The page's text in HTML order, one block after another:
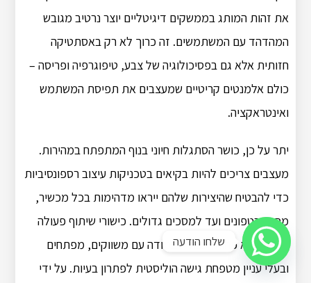
את זהות המותג בממשקים דיגיטליים יוצר נרטיב מגובש
המהדהד עם המשתמשים. זה כרוך לא רק באסתטיקה
חזותית אלא גם בפסיכולוגיה של צבע, טיפוגרפיה ופריסה –
כולם אלמנטים קריטיים שמעצבים את תפיסת המשתמש
ואינטראקציה.
יתר על כן, כושר הסתגלות חיוני בנוף המתפתח במהירות.
מעצבים צריכים להיות בקיאים בטכניקות עיצוב רספונסיביות
כדי להבטיח שהיצירות שלהם ייראו מדהימות בכל מכשיר,
מסמארטפונים ועד למסכים גדולים. כישורי שיתוף פעולה
חשובים לא פחות; עבודה צמודה עם משווקים, מפתחים
ובעלי עניין מטפחת גישה הוליסטית לפתרון בעיות. על ידי
שלחו הודעה